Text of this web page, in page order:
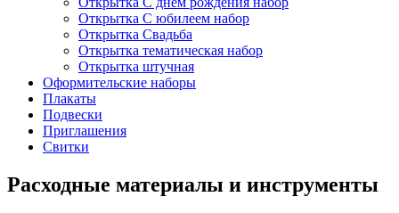
Открытка С юбилеем набор
Открытка Свадьба
Открытка тематическая набор
Открытка штучная
Оформительские наборы
Плакаты
Подвески
Приглашения
Свитки
Расходные материалы и инструменты